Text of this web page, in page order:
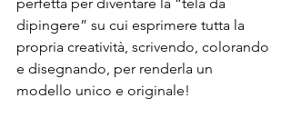
dipingere” su cui esprimere tutta la
propria creatività, scrivendo, colorando
e disegnando, per renderla un
modello unico e originale!